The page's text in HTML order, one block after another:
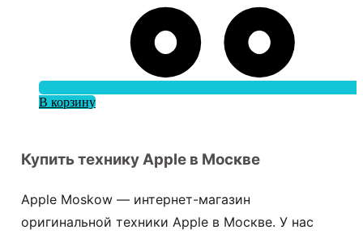
В корзину
Купить технику Apple в Москве
Apple Moskow — интернет-магазин
оригинальной техники Apple в Москве. У нас